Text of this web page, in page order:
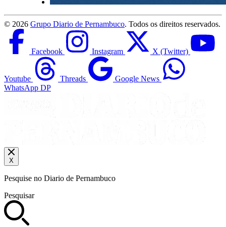
© 2026 Grupo Diario de Pernambuco. Todos os direitos reservados.
Facebook Instagram X (Twitter)
Youtube Threads
Google News
WhatsApp DP
X
Pesquise no Diario de Pernambuco
Pesquisar